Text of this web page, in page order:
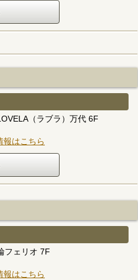
（ラブラ）万代 6F
報はこちら
フェリオ 7F
報はこちら